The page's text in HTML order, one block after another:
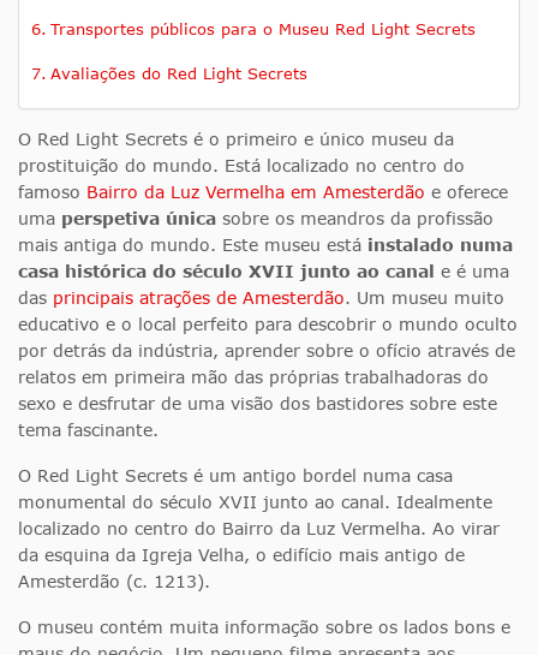
Transportes públicos para o Museu Red Light Secrets
Avaliações do Red Light Secrets
O Red Light Secrets é o primeiro e único museu da
prostituição do mundo. Está localizado no centro do
famoso Bairro da Luz Vermelha em Amesterdão e oferece
uma perspetiva única sobre os meandros da profissão
mais antiga do mundo. Este museu está instalado numa
casa histórica do século XVII junto ao canal e é uma
das principais atrações de Amesterdão. Um museu muito
educativo e o local perfeito para descobrir o mundo oculto
por detrás da indústria, aprender sobre o ofício através de
relatos em primeira mão das próprias trabalhadoras do
sexo e desfrutar de uma visão dos bastidores sobre este
tema fascinante.
O Red Light Secrets é um antigo bordel numa casa
monumental do século XVII junto ao canal. Idealmente
localizado no centro do Bairro da Luz Vermelha. Ao virar
da esquina da Igreja Velha, o edifício mais antigo de
Amesterdão (c. 1213).
O museu contém muita informação sobre os lados bons e